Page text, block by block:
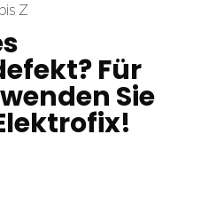
38 70 23
Z
Für
Sie